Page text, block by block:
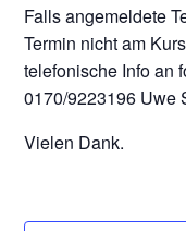
Falls angemeldete
Termin nicht am
telefonische Info an
0170/9223196 Uwe
Vielen Dank.